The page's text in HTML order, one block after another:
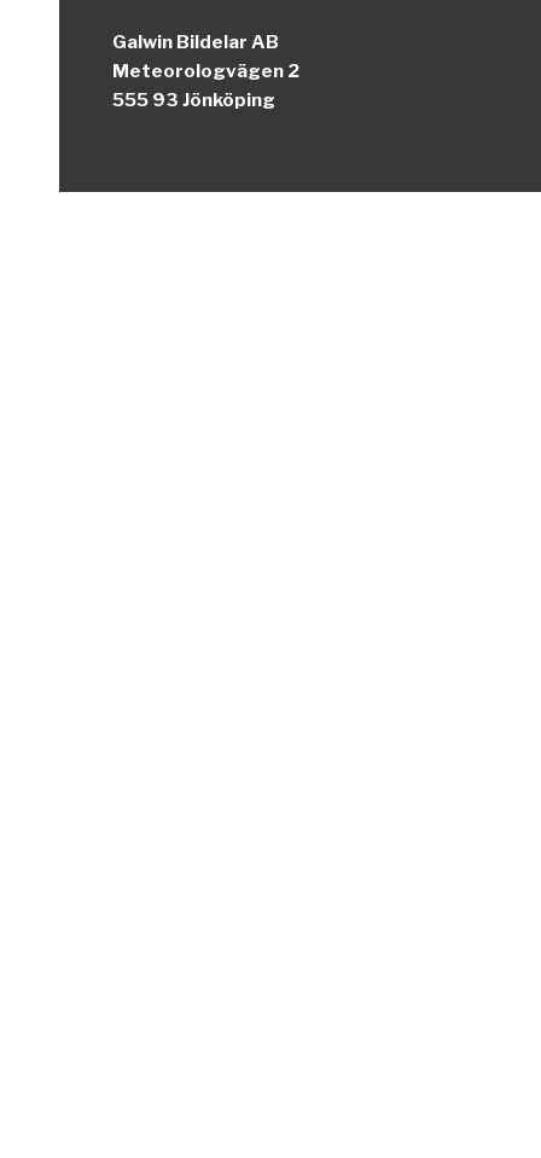
Galwin Bildelar AB
Meteorologvägen 2
555 93 Jönköping